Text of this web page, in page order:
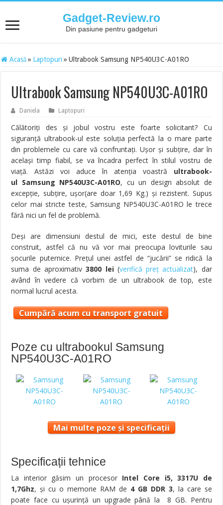
Gadget-Review.ro
Din pasiune pentru gadgeturi
Acasă » Laptopuri » Ultrabook Samsung NP540U3C-A01RO
Ultrabook Samsung NP540U3C-A01RO
Daniela Laptopuri
Călătoriţi des şi jobul vostru este foarte solicitant? Cu
siguranţă ultrabook-ul este soluţia perfectă la o mare parte
din problemele cu care vă confruntaţi. Uşor şi subţire, dar în
acelaşi timp fiabil, se va încadra perfect în stilul vostru de
viaţă. Astăzi voi aduce în atenţia voastră ultrabook-
ul Samsung NP540U3C-A01RO, cu un design absolut de
excepţie, subţire, uşor(are doar 1,69 Kg.) şi rezistent. Supus
celor mai stricte teste, Samsung NP540U3C-A01RO le trece
fără nici un fel de problemă.
Deşi are dimensiuni destul de mici, este destul de bine
construit, astfel că nu vă vor mai preocupa loviturile sau
şocurile puternice. Preţul unei astfel de “jucării” se ridică la
suma de aproximativ3800 lei(verifică preț actualizat), dar
având în vedere că vorbim de un ultrabook de top, este
normal lucrul acesta.
Cumpără acum cu transport gratuit
Poze cu ultrabookul Samsung
NP540U3C-A01RO
Mai multe poze și specificații
Specificații tehnice
La interior găsim un procesor Intel Core i5, 3317U de
1,7Ghz, şi cu o memorie RAM de 4 GB DDR 3, la care se
poate face cu uşurinţă un upgrade până la 8 GB. Pentru